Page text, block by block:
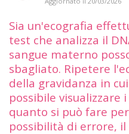
Sia un'ecografia
test che analizza il
sangue materno
sbagliato. Ripetere
della gravidanza in
possibile visualizzare
quanto si può fare
possibilità di errore, il